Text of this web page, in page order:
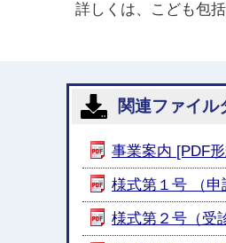
詳しくは、こども包
関連ファイル
事業案内 [PDF
様式第１号 （申
様式第２号（受